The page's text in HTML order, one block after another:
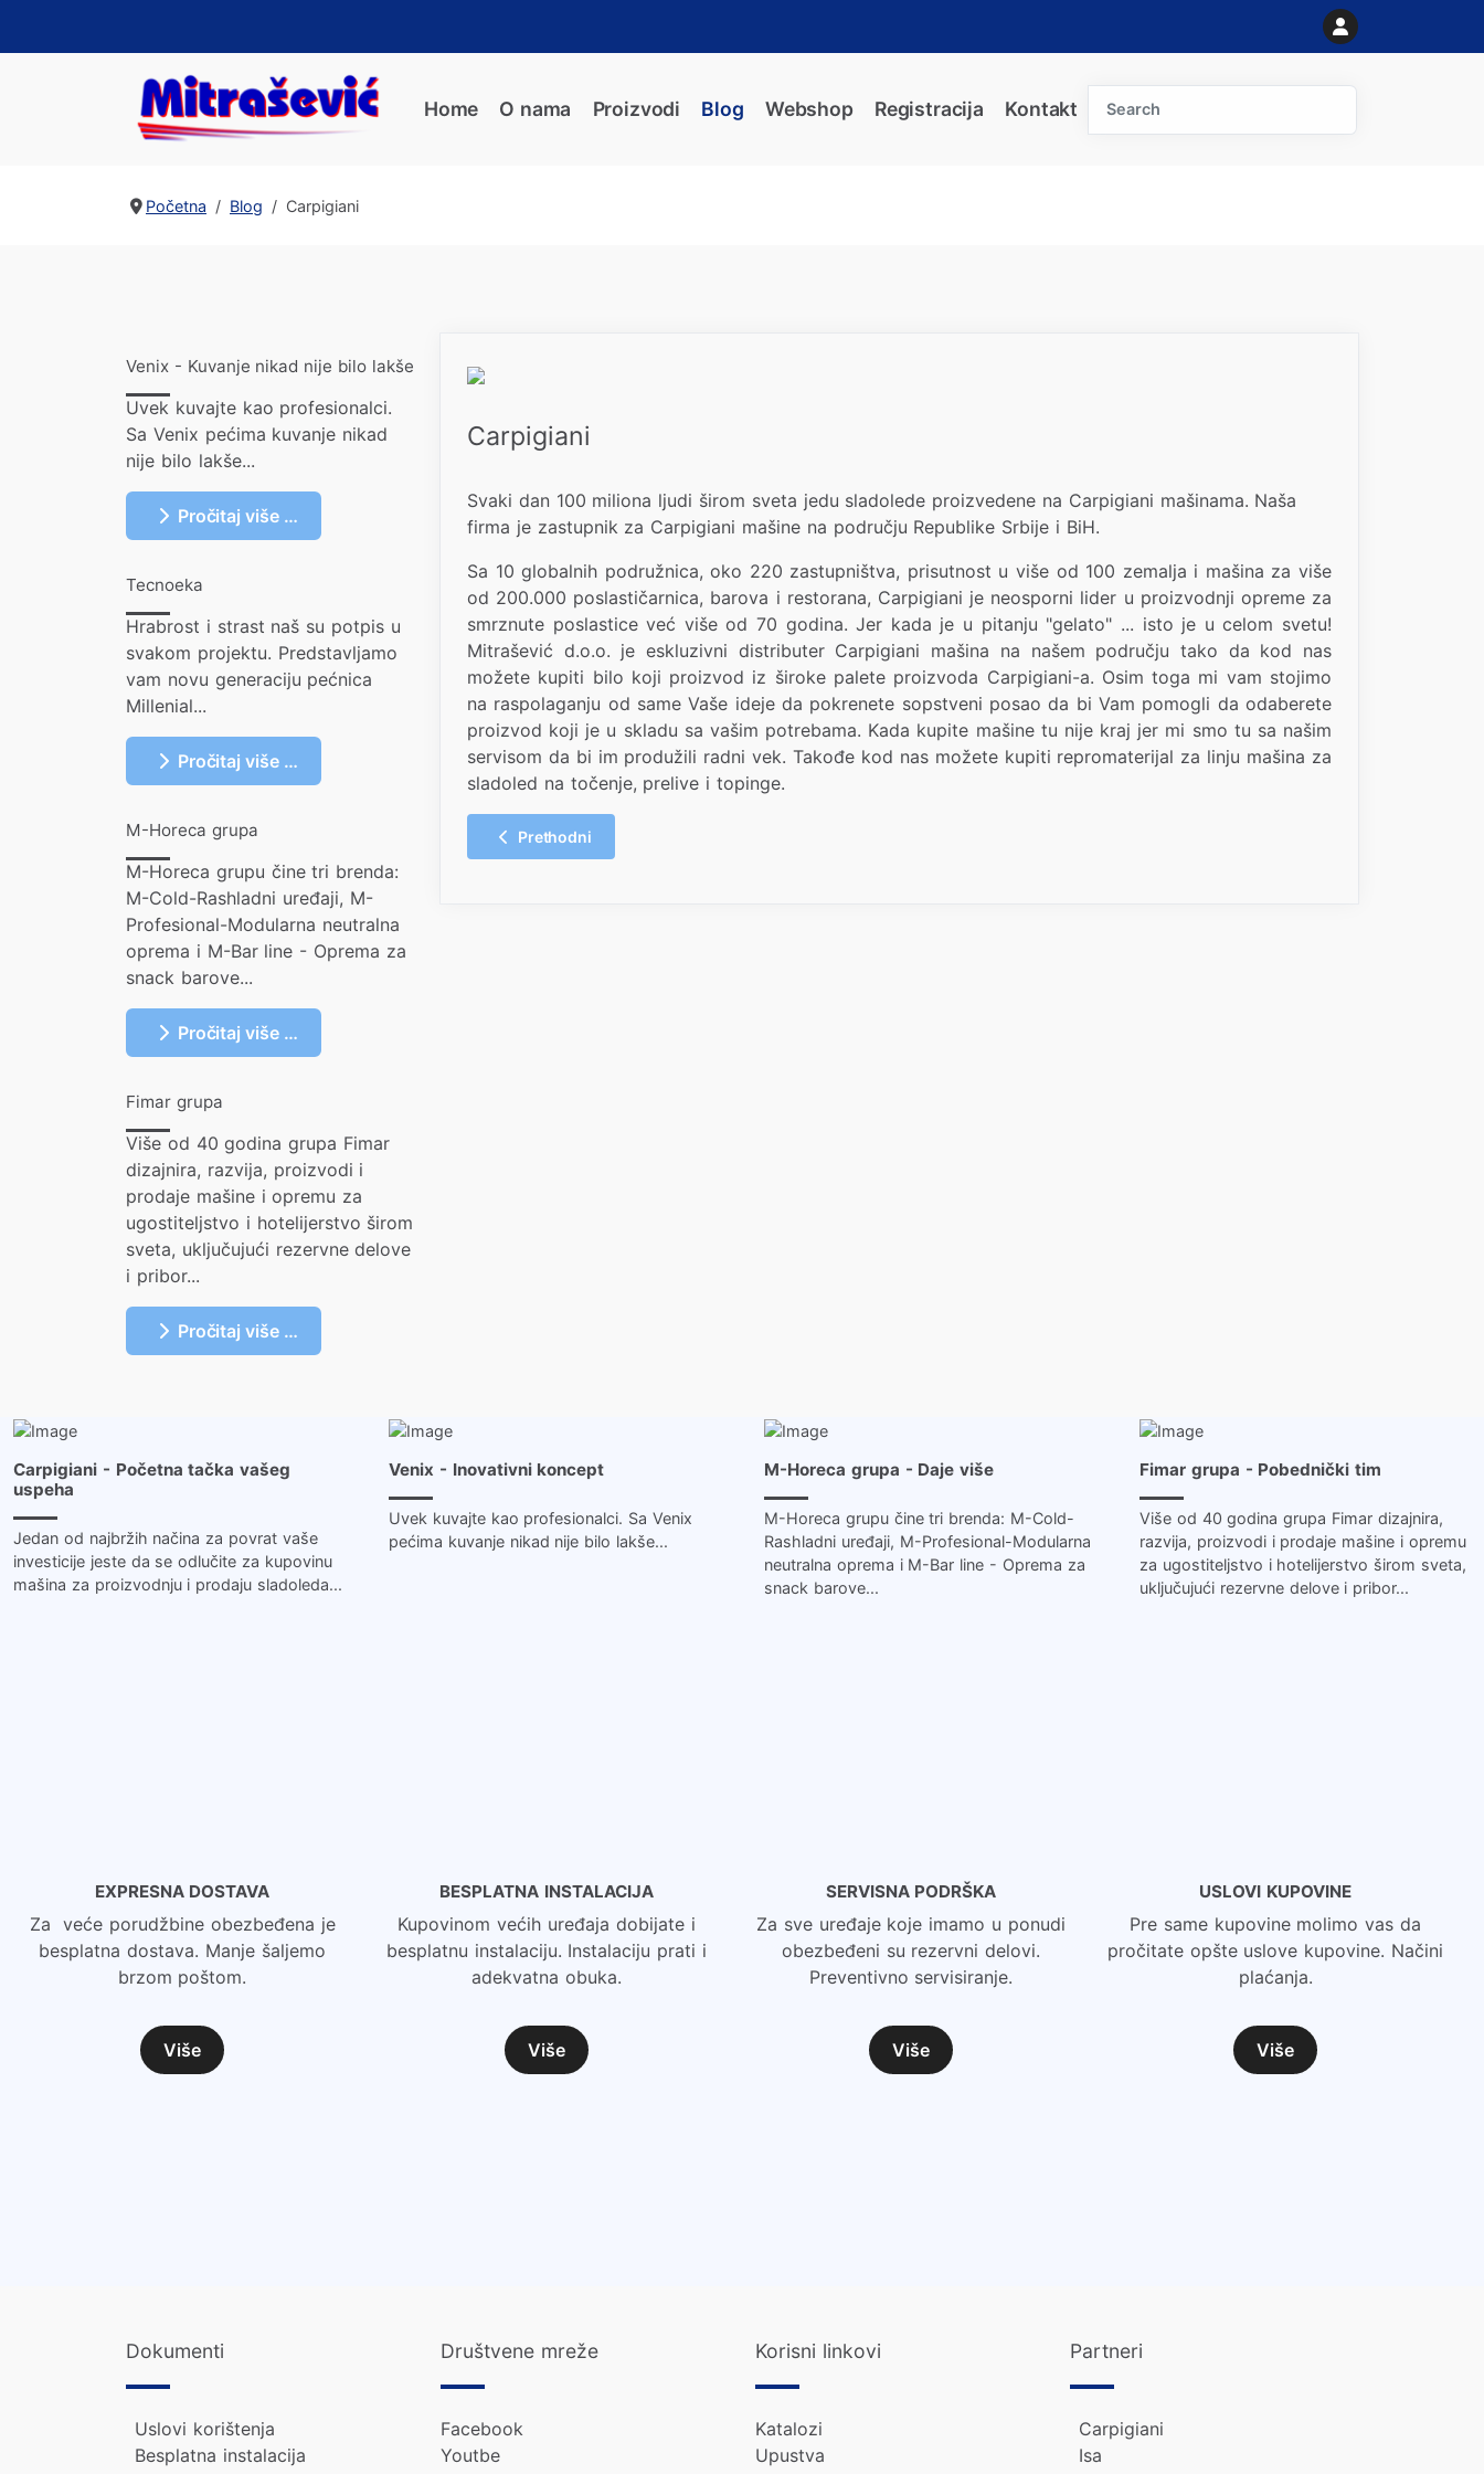
Home O nama Proizvodi Blog Webshop Registracija Kontakt
Početna Blog Carpigiani
Venix - Kuvanje nikad nije bilo lakše
Uvek kuvajte kao profesionalci.
Sa Venix pećima kuvanje nikad
nije bilo lakše...
Pročitaj više …
Tecnoeka
Hrabrost i strast naš su potpis u
svakom projektu. Predstavljamo
vam novu generaciju pećnica
Millenial...
Pročitaj više …
M-Horeca grupa
M-Horeca grupu čine tri brenda:
M-Cold-Rashladni uređaji, M-
Profesional-Modularna neutralna
oprema i M-Bar line - Oprema za
snack barove...
Pročitaj više …
Fimar grupa
Više od 40 godina grupa Fimar
dizajnira, razvija, proizvodi i
prodaje mašine i opremu za
ugostiteljstvo i hotelijerstvo širom
sveta, uključujući rezervne delove
i pribor...
Pročitaj više …
Carpigiani
Svaki dan 100 miliona ljudi širom sveta jedu sladolede proizvedene na Carpigiani mašinama. Naša
firma je zastupnik za Carpigiani mašine na području Republike Srbije i BiH.
Sa 10 globalnih podružnica, oko 220 zastupništva, prisutnost u više od 100 zemalja i mašina za više
od 200.000 poslastičarnica, barova i restorana, Carpigiani je neosporni lider u proizvodnji opreme za
smrznute poslastice već više od 70 godina. Jer kada je u pitanju "gelato" ... isto je u celom svetu!
Mitrašević d.o.o. je eskluzivni distributer Carpigiani mašina na našem području tako da kod nas
možete kupiti bilo koji proizvod iz široke palete proizvoda Carpigiani-a. Osim toga mi vam stojimo
na raspolaganju od same Vaše ideje da pokrenete sopstveni posao da bi Vam pomogli da odaberete
proizvod koji je u skladu sa vašim potrebama. Kada kupite mašine tu nije kraj jer mi smo tu sa našim
servisom da bi im produžili radni vek. Takođe kod nas možete kupiti repromaterijal za linju mašina za
sladoled na točenje, prelive i topinge.
Prethodni članak: Fimar grupa
Prethodni
Carpigiani - Početna tačka vašeg
uspeha
Jedan od najbržih načina za povrat vaše
investicije jeste da se odlučite za kupovinu
mašina za proizvodnju i prodaju sladoleda...
Venix - Inovativni koncept
Uvek kuvajte kao profesionalci. Sa Venix
pećima kuvanje nikad nije bilo lakše...
M-Horeca grupa - Daje više
M-Horeca grupu čine tri brenda: M-Cold-
Rashladni uređaji, M-Profesional-Modularna
neutralna oprema i M-Bar line - Oprema za
snack barove...
Fimar grupa - Pobednički tim
Više od 40 godina grupa Fimar dizajnira,
razvija, proizvodi i prodaje mašine i opremu
za ugostiteljstvo i hotelijerstvo širom sveta,
uključujući rezervne delove i pribor...
EXPRESNA DOSTAVA
Za veće porudžbine obezbeđena je
besplatna dostava. Manje šaljemo
brzom poštom.
Više
BESPLATNA INSTALACIJA
Kupovinom većih uređaja dobijate i
besplatnu instalaciju. Instalaciju prati i
adekvatna obuka.
Više
SERVISNA PODRŠKA
Za sve uređaje koje imamo u ponudi
obezbeđeni su rezervni delovi.
Preventivno servisiranje.
Više
USLOVI KUPOVINE
Pre same kupovine molimo vas da
pročitate opšte uslove kupovine. Načini
plaćanja.
Više
Dokumenti
Uslovi korištenja
Besplatna instalacija
Društvene mreže
Facebook
Youtbe
Korisni linkovi
Katalozi
Upustva
Partneri
Carpigiani
Isa